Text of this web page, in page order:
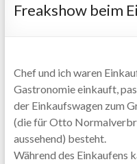
Freakshow beim
Chef und ich waren
Gastronomie einkauft,
der Einkaufswagen zum
(die für Otto
aussehend) besteht.
Während des Einkaufens